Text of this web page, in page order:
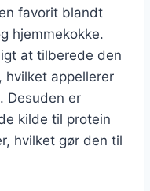
favorit blandt
hjemmekokke.
at tilberede den
hvilket appellerer
Desuden er
kilde til protein
hvilket gør den til